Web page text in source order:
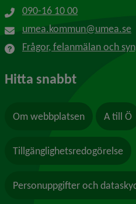
090-16 10 00
umea.kommun@umea.se
Frågor, felanmälan och
Hitta snabbt
Om webbplatsen A till Ö
Tillgänglighetsredogörelse
Personuppgifter och